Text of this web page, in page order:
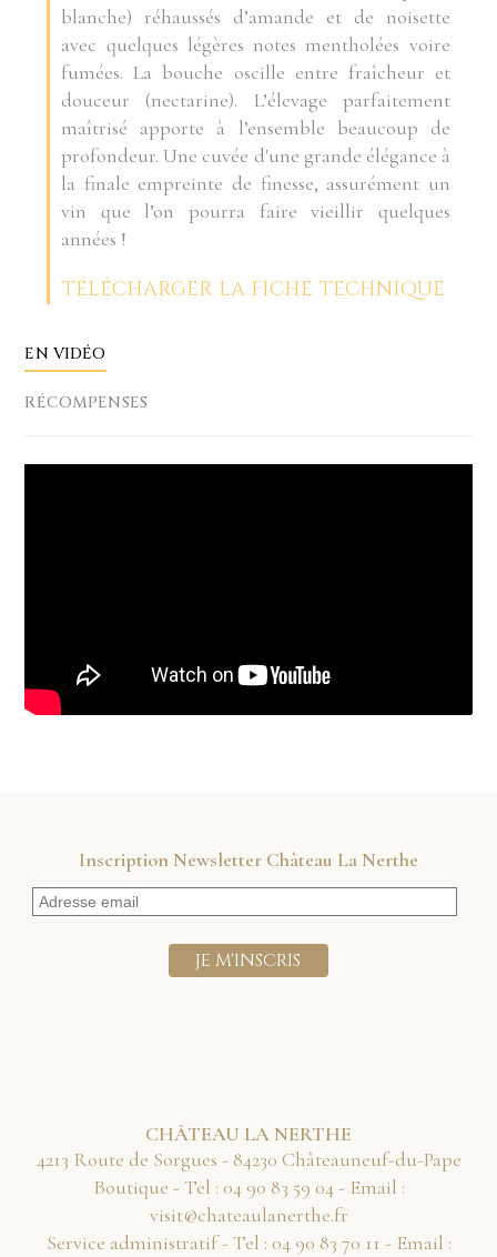
blanche) réhaussés d’amande et de noisette
avec quelques légères notes mentholées voire
fumées. La bouche oscille entre fraîcheur et
douceur (nectarine). L’élevage parfaitement
maîtrisé apporte à l’ensemble beaucoup de
profondeur. Une cuvée d'une grande élégance à
la finale empreinte de finesse, assurément un
vin que l’on pourra faire vieillir quelques
années !
TÉLÉCHARGER LA FICHE TECHNIQUE
EN VIDÉO
RÉCOMPENSES
Inscription Newsletter Château La Nerthe
CHÂTEAU LA NERTHE
4213 Route de Sorgues - 84230 Châteauneuf-du-Pape
Boutique - Tel : 40 95 38 09 40- Email :
rf.ehtrenaluaetahc@tisiv
Service administratif - Tel : 11 07 38 09 40 - Email :